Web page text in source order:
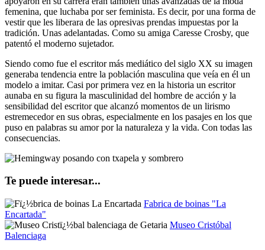
femenina, que luchaba por ser feminista. Es decir, por una forma de
vestir que les liberara de las opresivas prendas impuestas por la
tradición. Unas adelantadas. Como su amiga Caresse Crosby, que
patentó el moderno sujetador.
Siendo como fue el escritor más mediático del siglo XX su imagen
generaba tendencia entre la población masculina que veía en él un
modelo a imitar. Casi por primera vez en la historia un escritor
aunaba en su figura la masculinidad del hombre de acción y la
sensibilidad del escritor que alcanzó momentos de un lirismo
estremecedor en sus obras, especialmente en los pasajes en los que
puso en palabras su amor por la naturaleza y la vida. Con todas las
consecuencias.
Te puede interesar...
Fabrica de boinas "La
Encartada"
Museo Cristóbal
Balenciaga